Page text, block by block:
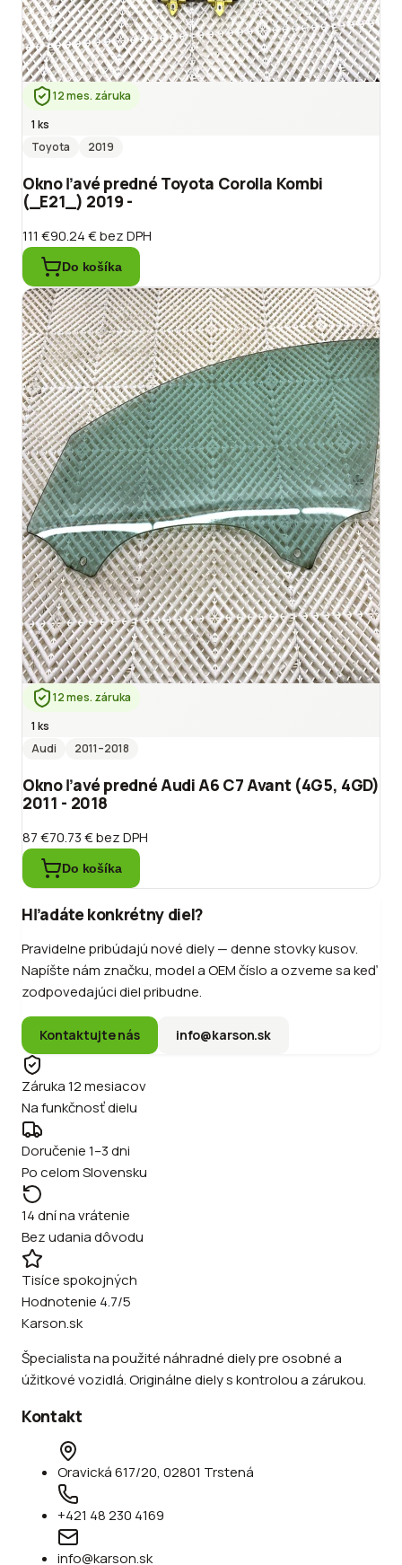
12 mes. záruka
1 ks
Toyota
2019
Okno ľavé predné Toyota Corolla Kombi
(_E21_) 2019 -
111 €90.24 €bez DPH
Do košíka
12 mes. záruka
1 ks
Audi
2011–2018
Okno ľavé predné Audi A6 C7 Avant (4G5, 4GD)
2011 - 2018
87 €70.73 €bez DPH
Do košíka
Hľadáte konkrétny diel?
Pravidelne pribúdajú nové diely — denne stovky kusov.
Napíšte nám značku, model a OEM číslo a ozveme sa keď
zodpovedajúci diel pribudne.
Kontaktujte nás info@karson.sk
Záruka 12 mesiacov
Na funkčnosť dielu
Doručenie 1–3 dni
Po celom Slovensku
14 dní na vrátenie
Bez udania dôvodu
Tisíce spokojných
Hodnotenie 4.7/5
Karson.sk
Špecialista na použité náhradné diely pre osobné a
úžitkové vozidlá. Originálne diely s kontrolou a zárukou.
Kontakt
Oravická 617/20, 02801 Trstená
+421 48 230 4169
info@karson.sk